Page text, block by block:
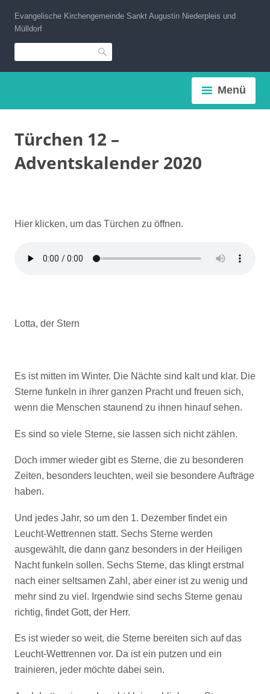
Inhalt
springen
Evangelische Kirchengemeinde Sankt Augustin Niederpleis und
Mülldorf
Suche
Menü
Türchen 12 –
Adventskalender 2020
Hier klicken, um das Türchen zu öffnen.
Lotta, der Stern
Es ist mitten im Winter. Die Nächte sind kalt und klar. Die
Sterne funkeln in ihrer ganzen Pracht und freuen sich,
wenn die Menschen staunend zu ihnen hinauf sehen.
Es sind so viele Sterne, sie lassen sich nicht zählen.
Doch immer wieder gibt es Sterne, die zu besonderen
Zeiten, besonders leuchten, weil sie besondere Aufträge
haben.
Und jedes Jahr, so um den 1. Dezember findet ein
Leucht-Wettrennen statt. Sechs Sterne werden
ausgewählt, die dann ganz besonders in der Heiligen
Nacht funkeln sollen. Sechs Sterne, das klingt erstmal
nach einer seltsamen Zahl, aber einer ist zu wenig und
mehr sind zu viel. Irgendwie sind sechs Sterne genau
richtig, findet Gott, der Herr.
Es ist wieder so weit, die Sterne bereiten sich auf das
Leucht-Wettrennen vor. Da ist ein putzen und ein
trainieren, jeder möchte dabei sein.